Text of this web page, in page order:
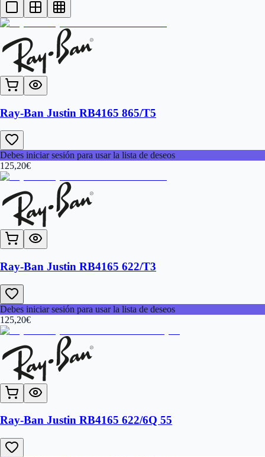
Ray-Ban Justin RB4165 865/T5
Debes iniciar sesión para usar la lista de deseos
125,20€
Ray-Ban Justin RB4165 622/T3
Debes iniciar sesión para usar la lista de deseos
125,20€
Ray-Ban Justin RB4165 622/6Q 55